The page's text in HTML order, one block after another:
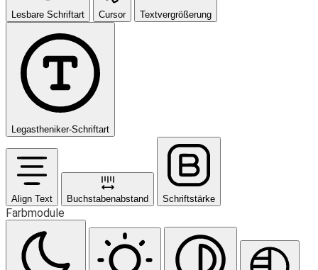
Lesbare Schriftart Cursor Textvergrößerung
Legastheniker-Schriftart
Align Text Buchstabenabstand Schriftstärke
Farbmodule